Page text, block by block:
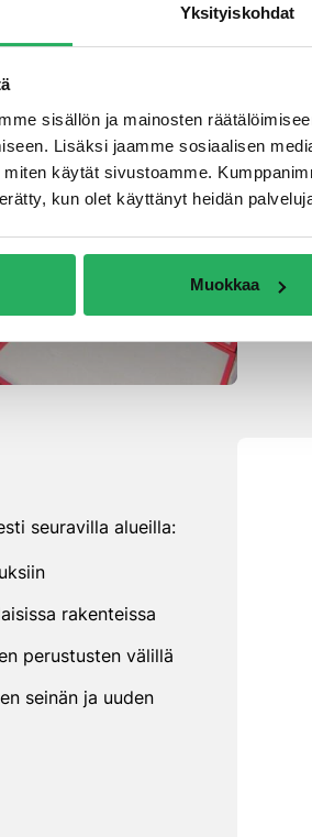
Yksityiskohdat
sisällön ja mainosten
Lisäksi jaamme sosiaalisen
käytät sivustoamme.
kun olet käyttänyt heidän
Muokkaa
äänen
seuravilla alueilla:
rakenteissa
perustusten välillä
seinän ja uuden